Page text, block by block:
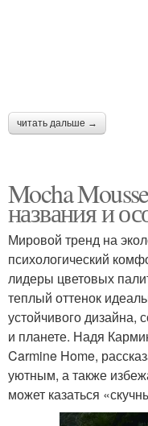
читать дальше →
Mocha
названия и
Мировой тренд на
психологический
лидеры цветовых
теплый оттенок
устойчивого дизайна,
и планете. Надя
Carmine Home,
уютным, а также
может казаться